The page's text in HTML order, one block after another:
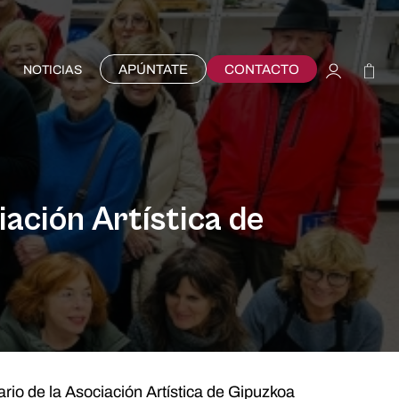
NOTICIAS APÚNTATE CONTACTO
Artística de
de la Asociación Artística de Gipuzkoa